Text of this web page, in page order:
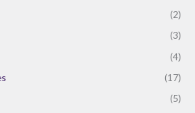
(2)
(3)
(4)
(17)
(5)